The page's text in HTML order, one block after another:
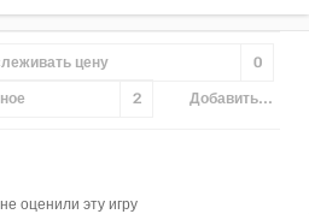
цену 0
2 Добавить...
оценили эту игру